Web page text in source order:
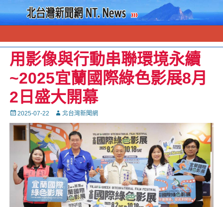
用影像與行動串聯環境永續
~2025宜蘭國際綠色影展8月
2日盛大開幕
Posted
on
2025-07-22 Autor北台灣新聞網